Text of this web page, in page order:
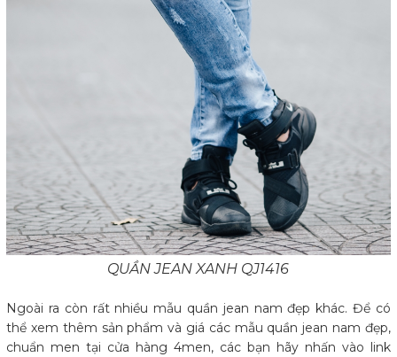
QUẦN JEAN XANH QJ1416
Ngoài ra còn rất nhiều mẫu quần jean nam đẹp khác. Để có
thể xem thêm sản phẩm và giá các mẫu quần jean nam đẹp,
chuẩn men tại cửa hàng 4men, các bạn hãy nhấn vào link